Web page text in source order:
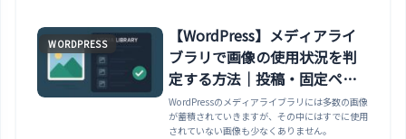
クのCSS上書きに関わる
should_load_separate_core_block_assetsフィ
ルターの正しい使い方まで紹介します。
WORDPRESS
【WordPress】メディアライ
ブラリで画像の使用状況を判
定する方法｜投稿・固定ペー
ジ・カスタム投稿での利用調
査
WordPressのメディアライブラリには多数の画像
が蓄積されていきますが、その中にはすでに使用
されていない画像も少なくありません。